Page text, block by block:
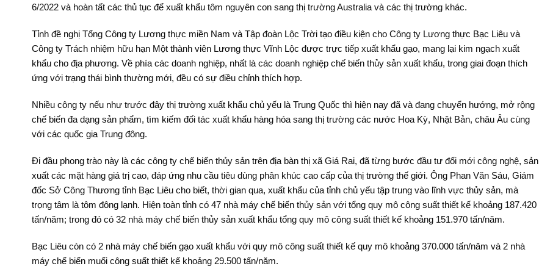
6/2022 và hoàn tất các thủ tục để xuất khẩu tôm nguyên con sang thị trường Australia và các thị trường khác.
Tỉnh đề nghị Tổng Công ty Lương thực miền Nam và Tập đoàn Lộc Trời tạo điều kiện cho Công ty Lương thực Bạc Liêu và
Công ty Trách nhiệm hữu hạn Một thành viên Lương thực Vĩnh Lộc được trực tiếp xuất khẩu gạo, mang lại kim ngạch xuất
khẩu cho địa phương. Về phía các doanh nghiệp, nhất là các doanh nghiệp chế biến thủy sản xuất khẩu, trong giai đoạn thích
ứng với trạng thái bình thường mới, đều có sự điều chỉnh thích hợp.
Nhiều công ty nếu như trước đây thị trường xuất khẩu chủ yếu là Trung Quốc thì hiện nay đã và đang chuyển hướng, mở rộng
chế biến đa dạng sản phẩm, tìm kiếm đối tác xuất khẩu hàng hóa sang thị trường các nước Hoa Kỳ, Nhật Bản, châu Âu cùng
với các quốc gia Trung đông.
Đi đầu phong trào này là các công ty chế biến thủy sản trên địa bàn thị xã Giá Rai, đã từng bước đầu tư đổi mới công nghệ, sản
xuất các mặt hàng giá trị cao, đáp ứng nhu cầu tiêu dùng phân khúc cao cấp của thị trường thế giới. Ông Phan Văn Sáu, Giám
đốc Sở Công Thương tỉnh Bạc Liêu cho biết, thời gian qua, xuất khẩu của tỉnh chủ yếu tập trung vào lĩnh vực thủy sản, mà
trọng tâm là tôm đông lạnh. Hiện toàn tỉnh có 47 nhà máy chế biến thủy sản với tổng quy mô công suất thiết kế khoảng 187.420
tấn/năm; trong đó có 32 nhà máy chế biến thủy sản xuất khẩu tổng quy mô công suất thiết kế khoảng 151.970 tấn/năm.
Bạc Liêu còn có 2 nhà máy chế biến gạo xuất khẩu với quy mô công suất thiết kế quy mô khoảng 370.000 tấn/năm và 2 nhà
máy chế biến muối công suất thiết kế khoảng 29.500 tấn/năm.